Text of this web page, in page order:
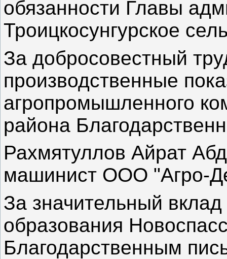
обязанности Главы
Троицкосунгурское
За добросовестный
производственные
агропромышленного
района
Рахмятуллов Айрат
машинист ООО "Агро-
За значительный
образования
Благодарственным